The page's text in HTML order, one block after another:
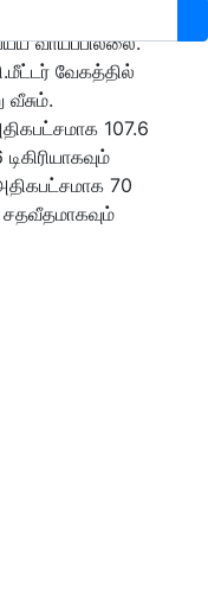
வாய்ப்பில்லை.
வேகத்தில்
வீசும்.
107.6
70